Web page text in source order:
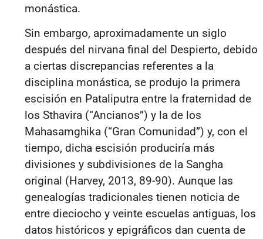
monástica.
Sin embargo, aproximadamente un siglo
después del nirvana final del Despierto, debido
a ciertas discrepancias referentes a la
disciplina monástica, se produjo la primera
escisión en Pataliputra entre la fraternidad de
los Sthavira (“Ancianos”) y la de los
Mahasamghika (“Gran Comunidad”) y, con el
tiempo, dicha escisión produciría más
divisiones y subdivisiones de la Sangha
original (Harvey, 2013, 89-90). Aunque las
genealogías tradicionales tienen noticia de
entre dieciocho y veinte escuelas antiguas, los
datos históricos y epigráficos dan cuenta de